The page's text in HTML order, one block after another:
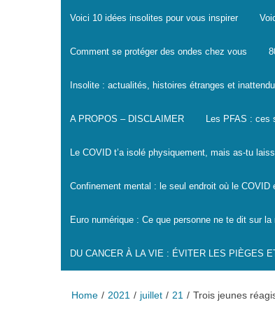
Voici 10 idées insolites pour vous inspirer
Comment se protéger des ondes chez vous
Insolite : actualités, histoires étranges et
A PROPOS – DISCLAIMER Les PFAS : ces
Le COVID t’a isolé physiquement, mais as-tu
Confinement mental : le seul endroit où le COVID
Euro numérique : Ce que personne ne te dit sur
DU CANCER À LA VIE : ÉVITER LES PIÈGES
Home 2021 juillet 21 Trois jeunes